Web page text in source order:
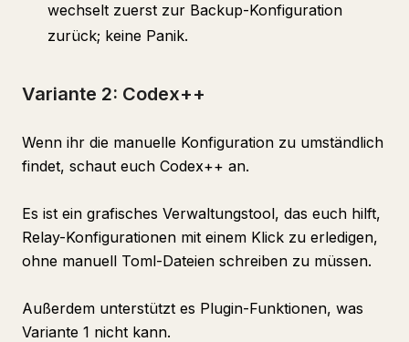
wechselt zuerst zur Backup-Konfiguration
zurück; keine Panik.
Variante 2: Codex++
Wenn ihr die manuelle Konfiguration zu umständlich
findet, schaut euch Codex++ an.
Es ist ein grafisches Verwaltungstool, das euch hilft,
Relay-Konfigurationen mit einem Klick zu erledigen,
ohne manuell Toml-Dateien schreiben zu müssen.
Außerdem unterstützt es Plugin-Funktionen, was
Variante 1 nicht kann.